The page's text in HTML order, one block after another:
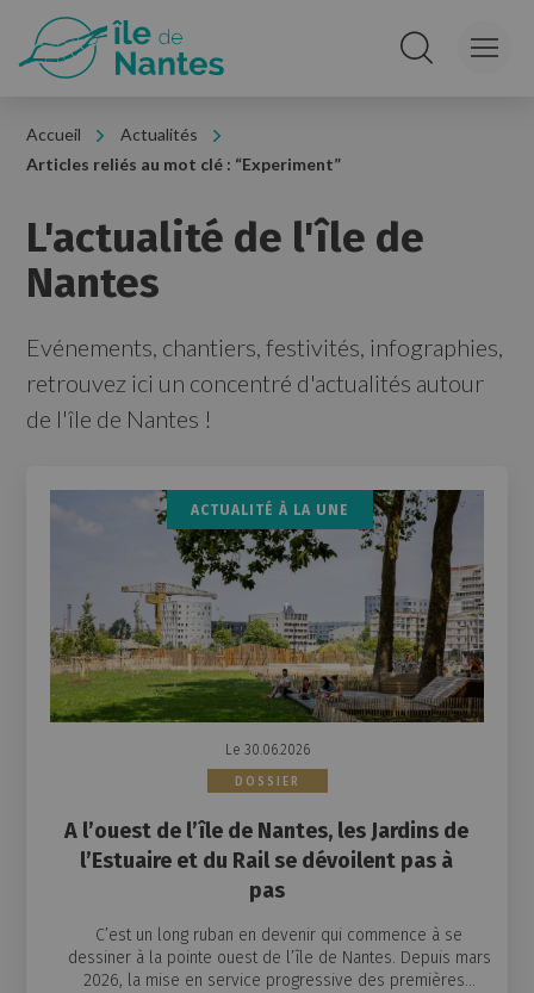
Accueil
Actualités
Articles reliés au mot clé : “Experiment”
L'actualité de l'île de
Nantes
Evénements, chantiers, festivités, infographies,
retrouvez ici un concentré d'actualités autour
de l'île de Nantes !
ACTUALITÉ À LA UNE
Le 30.06.2026
DOSSIER
A l’ouest de l’île de Nantes, les Jardins de
l’Estuaire et du Rail se dévoilent pas à
pas
C’est un long ruban en devenir qui commence à se
dessiner à la pointe ouest de l’île de Nantes. Depuis mars
2026, la mise en service progressive des premières...
Panneau de gestion des cookies